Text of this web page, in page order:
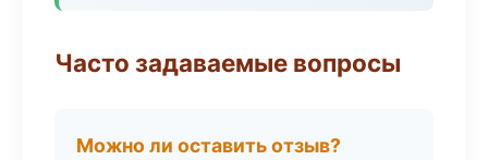
Часто задаваемые вопросы
Можно ли оставить отзыв?